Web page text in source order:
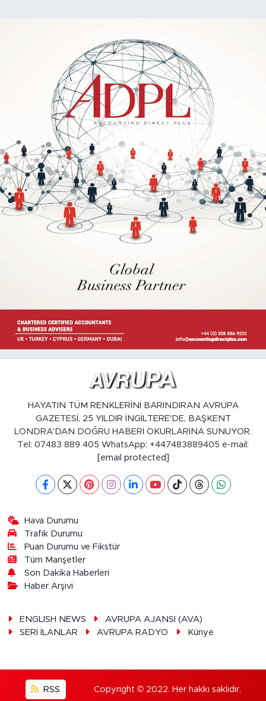
HAYATIN TÜM RENKLERİNİ BARINDIRAN AVRUPA
GAZETESİ, 25 YILDIR İNGİLTERE'DE, BAŞKENT
LONDRA'DAN DOĞRU HABERİ OKURLARINA SUNUYOR.
Tel: 07483 889 405 WhatsApp: +447483889405 e-mail:
[email protected]
Hava Durumu
Trafik Durumu
Puan Durumu ve Fikstür
Tüm Manşetler
Son Dakika Haberleri
Haber Arşivi
ENGLISH NEWS
AVRUPA AJANSI (AVA)
SERİ İLANLAR
AVRUPA RADYO Künye
RSS Copyright © 2022. Her hakkı saklıdır.